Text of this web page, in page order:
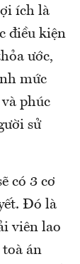
ích là
điều kiện
ước,
mức
phúc
sử
có 3 cơ
Đó là
viên lao
án